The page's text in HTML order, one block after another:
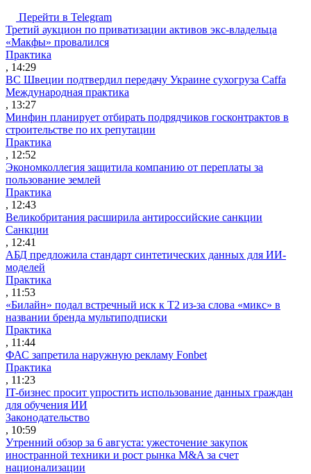
Перейти в Telegram
Третий аукцион по приватизации активов экс-владельца
«Макфы» провалился
Практика
, 14:29
ВС Швеции подтвердил передачу Украине сухогруза Caffa
Международная практика
, 13:27
Минфин планирует отбирать подрядчиков госконтрактов в
строительстве по их репутации
Практика
, 12:52
Экономколлегия защитила компанию от переплаты за
пользование землей
Практика
, 12:43
Великобритания расширила антироссийские санкции
Санкции
, 12:41
АБД предложила стандарт синтетических данных для ИИ-
моделей
Практика
, 11:53
«Билайн» подал встречный иск к Т2 из-за слова «микс» в
названии бренда мультиподписки
Практика
, 11:44
ФАС запретила наружную рекламу Fonbet
Практика
, 11:23
IT-бизнес просит упростить использование данных граждан
для обучения ИИ
Законодательство
, 10:59
Утренний обзор за 6 августа: ужесточение закупок
иностранной техники и рост рынка M&A за счет
национализации